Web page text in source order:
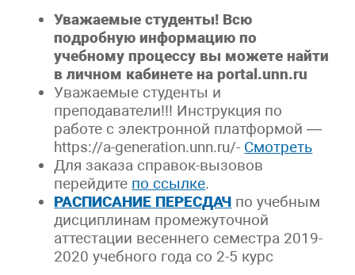
Уважаемые студенты! Всю
подробную информацию по
учебному процессу вы можете найти
в личном кабинете на portal.unn.ru
Уважаемые студенты и
преподаватели!!! Инструкция по
работе с электронной платформой —
https://a-generation.unn.ru/- Смотреть
Для заказа справок-вызовов
перейдите по ссылке.
РАСПИСАНИЕ ПЕРЕСДАЧ по учебным
дисциплинам промежуточной
аттестации весеннего семестра 2019-
2020 учебного года со 2-5 курс